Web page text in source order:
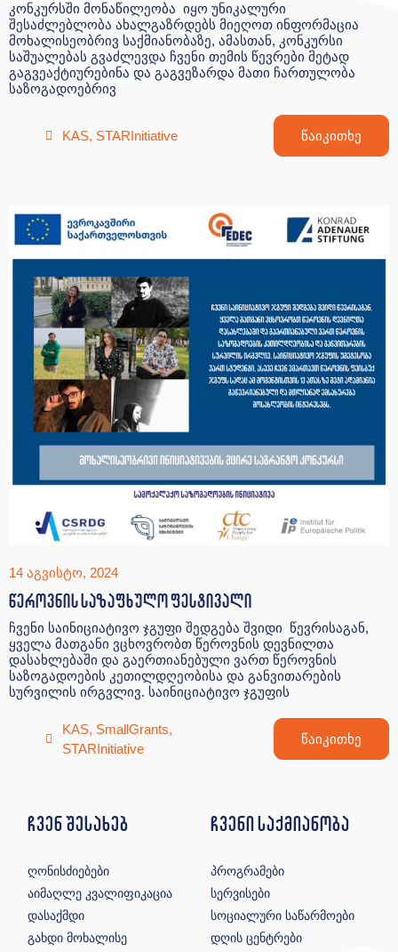
კონკურსში მონაწილეობა იყო უნიკალური
შესაძლებლობა ახალგაზრდებს მიეღოთ ინფორმაცია
მოხალისეობრივ საქმიანობაზე, ამასთან, კონკურსი
საშუალებას გვაძლევდა ჩვენი თემის წევრები მეტად
გაგვეაქტიურებინა და გაგვეზარდა მათი ჩართულობა
საზოგადოებრივ
KAS, STARInitiative წაიკითხე
14 აგვისტო, 2024
წეროვნის საზაფხულო ფესტივალი
ჩვენი საინიციატივო ჯგუფი შედგება შვიდი წევრისაგან,
ყველა მათგანი ვცხოვრობთ წეროვნის დევნილთა
დასახლებაში და გაერთიანებული ვართ წეროვნის
საზოგადოების კეთილდღეობისა და განვითარების
სურვილის ირგვლივ. საინიციატივო ჯგუფის
KAS, SmallGrants,
STARInitiative
წაიკითხე
ჩვენ შესახებ
ღონისძიებები
აიმაღლე კვალიფიკაცია
დასაქმდი
გახდი მოხალისე
ჩვენი საქმიანობა
პროგრამები
სერვისები
სოციალური საწარმოები
დღის ცენტრები